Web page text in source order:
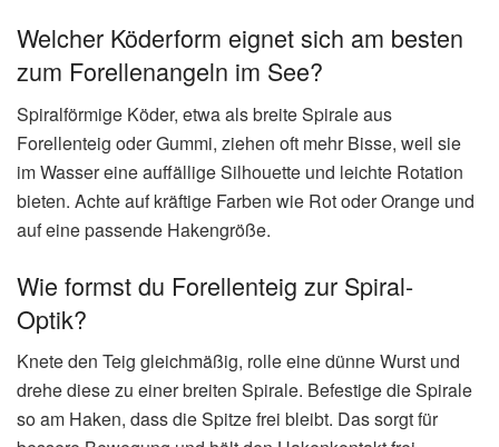
Welcher Köderform eignet sich am besten
zum Forellenangeln im See?
Spiralförmige Köder, etwa als breite Spirale aus
Forellenteig oder Gummi, ziehen oft mehr Bisse, weil sie
im Wasser eine auffällige Silhouette und leichte Rotation
bieten. Achte auf kräftige Farben wie Rot oder Orange und
auf eine passende Hakengröße.
Wie formst du Forellenteig zur Spiral-
Optik?
Knete den Teig gleichmäßig, rolle eine dünne Wurst und
drehe diese zu einer breiten Spirale. Befestige die Spirale
so am Haken, dass die Spitze frei bleibt. Das sorgt für